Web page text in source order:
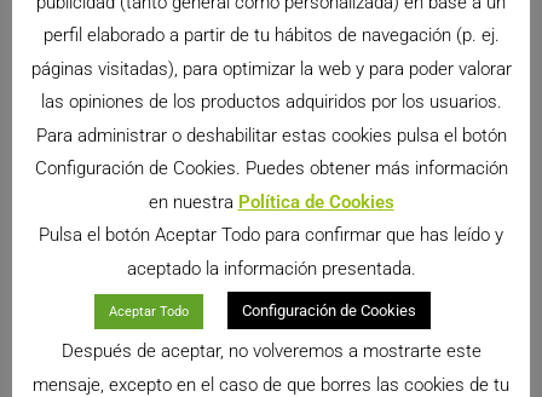
realmente son unos animales que
LEER MÁS >>
BLOG PARA CONEJOS
Los conejos y su lenguaje II
perfil elaborado a partir de tu hábitos de navegación (p. ej.
páginas visitadas), para optimizar la web y para poder valorar
las opiniones de los productos adquiridos por los usuarios.
Para administrar o deshabilitar estas cookies pulsa el botón
Configuración de Cookies. Puedes obtener más información
en nuestra Política de Cookies
Pulsa el botón Aceptar Todo para confirmar que has leído y
aceptado la información presentada.
Aceptar Todo Configuración de Cookies
Después de aceptar, no volveremos a mostrarte este
mensaje, excepto en el caso de que borres las cookies de tu